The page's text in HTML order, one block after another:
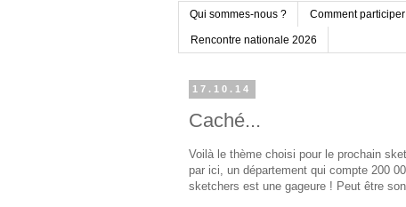
Qui sommes-nous ? Comment participer
Rencontre nationale 2026
17.10.14
Caché...
Voilà le thème choisi pour le prochain
par ici, un département qui compte 200
sketchers est une gageure ! Peut être